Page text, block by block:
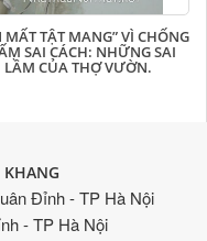
MẤT TẬT MANG” VÌ CHỐNG
SAI CÁCH: NHỮNG SAI
LẦM CỦA THỢ VƯỜN.
Đỉnh - TP Hà Nội
- TP Hà Nội